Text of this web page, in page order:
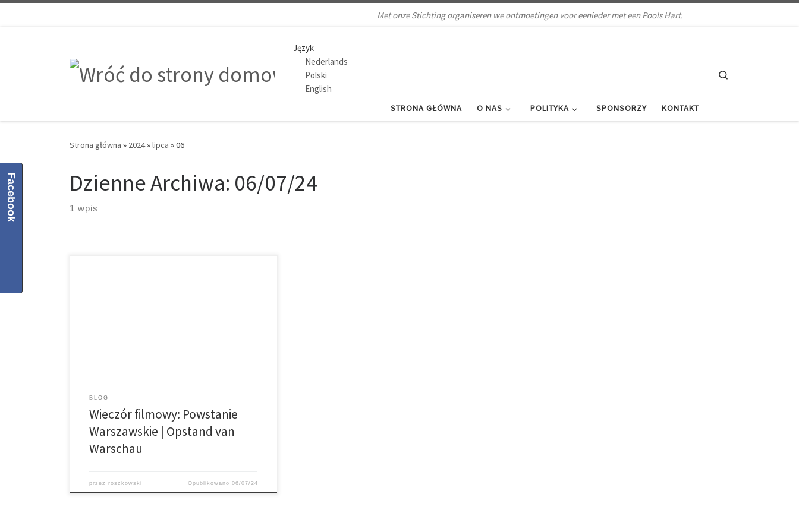
Met onze Stichting organiseren we ontmoetingen voor eenieder met een Pools Hart.
Język
Nederlands
Polski
English
STRONA GŁÓWNA O NAS POLITYKA SPONSORZY KONTAKT
Strona główna » 2024»lipca »06
Dzienne Archiwa: 06/07/24
1 wpis
BLOG
Wieczór filmowy: Powstanie
Warszawskie | Opstand van
Warschau
przezroszkowski Opublikowano 06/07/24
Facebook